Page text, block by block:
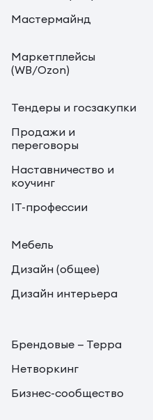
Мастермайнд
Маркетплейсы
(WB/Ozon)
Тендеры и госзакупки
Продажи и
переговоры
Наставничество и
коучинг
IT-профессии
Мебель
Дизайн (общее)
Дизайн интерьера
Брендовые — Терра
Нетворкинг
Бизнес-сообщество